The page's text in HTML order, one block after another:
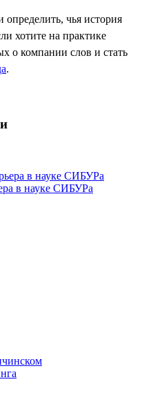
определить, чья история
хотите на практике
о компании слов и стать
.
в науке СИБУРа